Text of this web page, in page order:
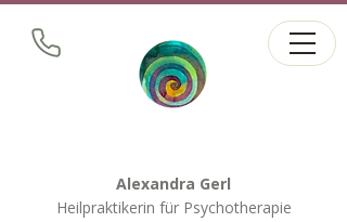
Alexandra Gerl
Heilpraktikerin für Psychotherapie